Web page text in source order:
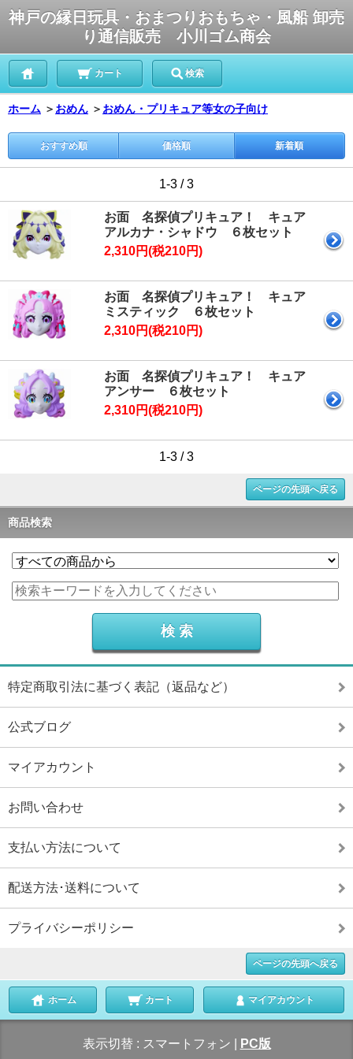
神戸の縁日玩具・おまつりおもちゃ・風船 卸売
り通信販売 小川ゴム商会
カート 検索
ホーム ＞ おめん ＞ おめん・プリキュア等女の子向け
おすすめ順 価格順 新着順
1-3 / 3
お面 名探偵プリキュア！ キュア
アルカナ・シャドウ ６枚セット
2,310円(税210円)
お面 名探偵プリキュア！ キュア
ミスティック ６枚セット
2,310円(税210円)
お面 名探偵プリキュア！ キュア
アンサー ６枚セット
2,310円(税210円)
1-3 / 3
ページの先頭へ戻る
商品検索
特定商取引法に基づく表記（返品など）
公式ブログ
マイアカウント
お問い合わせ
支払い方法について
配送方法･送料について
プライバシーポリシー
ページの先頭へ戻る
ホーム カート マイアカウント
表示切替 : スマートフォン PC版